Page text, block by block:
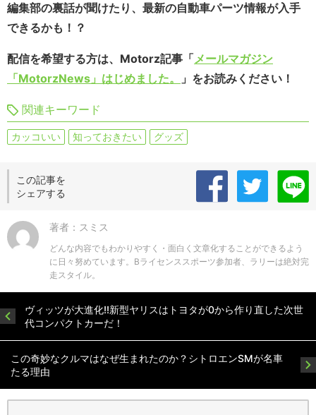
編集部の裏話が聞けたり、最新の自動車パーツ情報が入手
できるかも！？
配信を希望する方は、Motorz記事「メールマガジン
「MotorzNews」はじめました。
」をお読みください！
関連キーワード
カッコいい 知っておきたい グッズ
この記事を
シェアする
著者：スミス
どんな内容でもわかりやすく・面白く文章化することができるよう
に日々努めています。Bライセンススポーツ参加者、ラリーは絶対完
走スタイル。
ヴィッツが大進化!!新型ヤリスはトヨタが0から作り直した次世
代コンパクトカーだ！
この奇妙なクルマはなぜ生まれたのか？シトロエンSMが名車
たる理由